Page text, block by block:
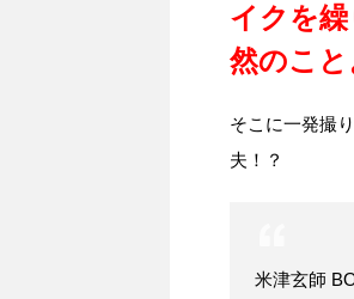
イクを
然のこと
そこに一発撮
夫！？
米津玄師